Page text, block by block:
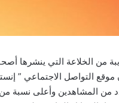
من الخلاعة التي ينشرها
التواصل الاجتماعي ”
من المشاهدين وأعلى نسبة